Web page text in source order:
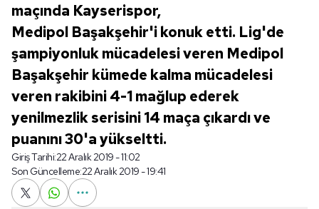
maçında Kayserispor,
Medipol Başakşehir'i konuk etti. Lig'de
şampiyonluk mücadelesi veren Medipol
Başakşehir kümede kalma mücadelesi
veren rakibini 4-1 mağlup ederek
yenilmezlik serisini 14 maça çıkardı ve
puanını 30'a yükseltti.
Giriş Tarihi:22 Aralık 2019 - 11:02
Son Güncelleme:22 Aralık 2019 - 19:41